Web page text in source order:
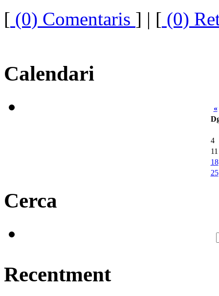
[ (0) Comentaris ] | [ (0)
Calendari
«
4
11
18
25
Cerca
Recentment